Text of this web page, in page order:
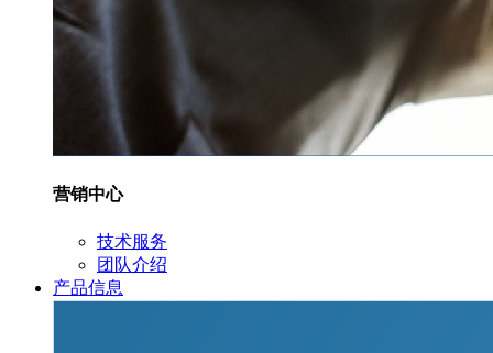
营销中心
技术服务
团队介绍
产品信息